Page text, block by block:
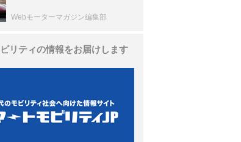
ーカークロニクル・完全版／
113】
Webモーターマガジン編集部
リティの情報をお届けします